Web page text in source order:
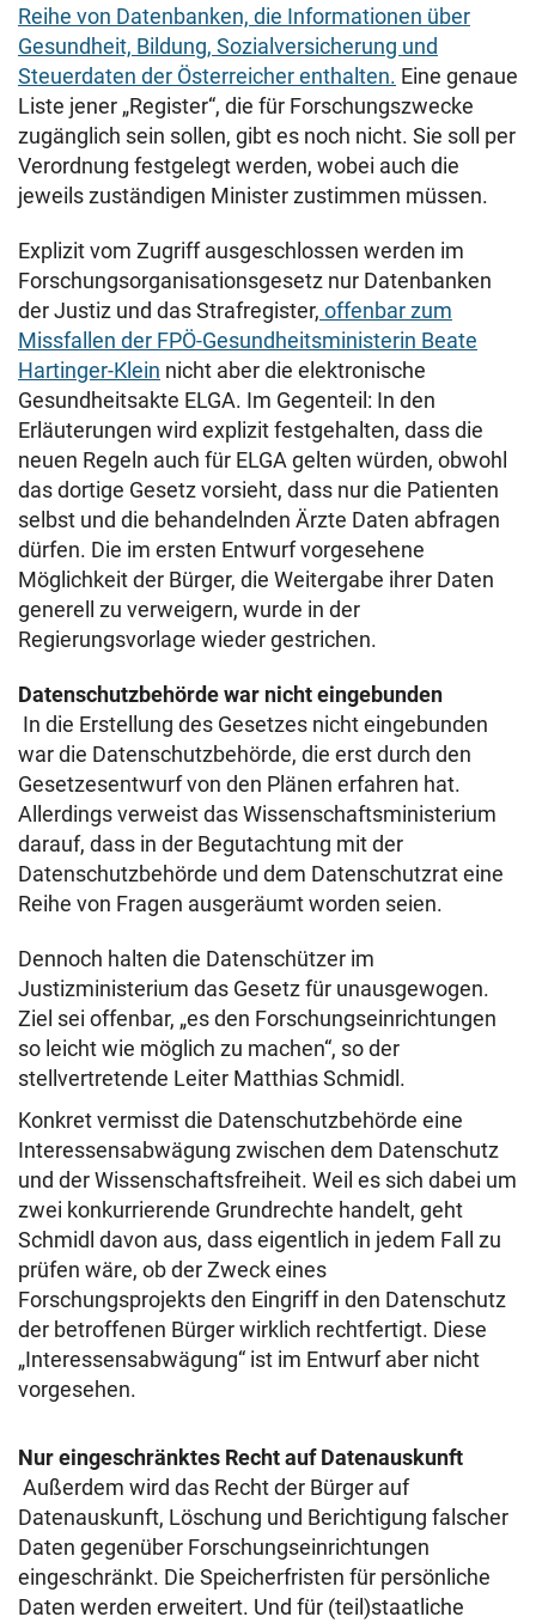
Reihe von Datenbanken, die Informationen über
Gesundheit, Bildung, Sozialversicherung und
Steuerdaten der Österreicher enthalten. Eine genaue
Liste jener „Register“, die für Forschungszwecke
zugänglich sein sollen, gibt es noch nicht. Sie soll per
Verordnung festgelegt werden, wobei auch die
jeweils zuständigen Minister zustimmen müssen.
Explizit vom Zugriff ausgeschlossen werden im
Forschungsorganisationsgesetz nur Datenbanken
der Justiz und das Strafregister, offenbar zum
Missfallen der FPÖ-Gesundheitsministerin Beate
Hartinger-Klein nicht aber die elektronische
Gesundheitsakte ELGA. Im Gegenteil: In den
Erläuterungen wird explizit festgehalten, dass die
neuen Regeln auch für ELGA gelten würden, obwohl
das dortige Gesetz vorsieht, dass nur die Patienten
selbst und die behandelnden Ärzte Daten abfragen
dürfen. Die im ersten Entwurf vorgesehene
Möglichkeit der Bürger, die Weitergabe ihrer Daten
generell zu verweigern, wurde in der
Regierungsvorlage wieder gestrichen.
Datenschutzbehörde war nicht eingebunden
In die Erstellung des Gesetzes nicht eingebunden
war die Datenschutzbehörde, die erst durch den
Gesetzesentwurf von den Plänen erfahren hat.
Allerdings verweist das Wissenschaftsministerium
darauf, dass in der Begutachtung mit der
Datenschutzbehörde und dem Datenschutzrat eine
Reihe von Fragen ausgeräumt worden seien.
Dennoch halten die Datenschützer im
Justizministerium das Gesetz für unausgewogen.
Ziel sei offenbar, „es den Forschungseinrichtungen
so leicht wie möglich zu machen“, so der
stellvertretende Leiter Matthias Schmidl.
Konkret vermisst die Datenschutzbehörde eine
Interessensabwägung zwischen dem Datenschutz
und der Wissenschaftsfreiheit. Weil es sich dabei um
zwei konkurrierende Grundrechte handelt, geht
Schmidl davon aus, dass eigentlich in jedem Fall zu
prüfen wäre, ob der Zweck eines
Forschungsprojekts den Eingriff in den Datenschutz
der betroffenen Bürger wirklich rechtfertigt. Diese
„Interessensabwägung“ ist im Entwurf aber nicht
vorgesehen.
Nur eingeschränktes Recht auf Datenauskunft
Außerdem wird das Recht der Bürger auf
Datenauskunft, Löschung und Berichtigung falscher
Daten gegenüber Forschungseinrichtungen
eingeschränkt. Die Speicherfristen für persönliche
Daten werden erweitert. Und für (teil)staatliche